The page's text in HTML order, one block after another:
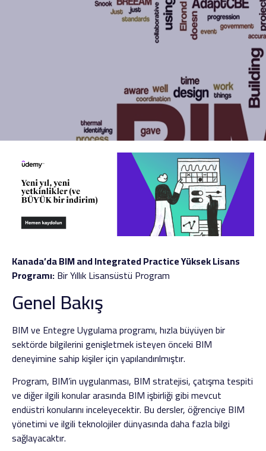
Kanada’da BIM and Integrated Practice Yüksek Lisans
Programı:Bir Yıllık Lisansüstü Program
Genel Bakış
BIM ve Entegre Uygulama programı, hızla büyüyen bir
sektörde bilgilerini genişletmek isteyen önceki BIM
deneyimine sahip kişiler için yapılandırılmıştır.
Program, BIM’in uygulanması, BIM stratejisi, çatışma tespiti
ve diğer ilgili konular arasında BIM işbirliği gibi mevcut
endüstri konularını inceleyecektir. Bu dersler, öğrenciye BIM
yönetimi ve ilgili teknolojiler dünyasında daha fazla bilgi
sağlayacaktır.